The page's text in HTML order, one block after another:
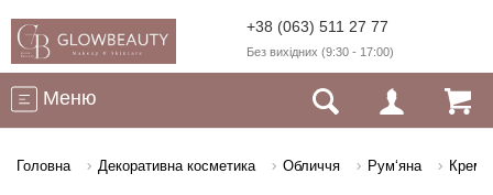
+38 (063) 511 27 77
Без вихідних (9:30 - 17:00)
Меню
Головна Декоративна косметика Обличчя Рум‘яна